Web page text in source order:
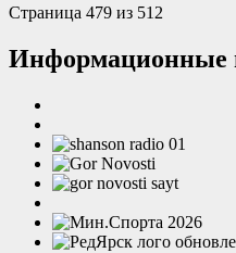
Страница 479 из 512
Информационные